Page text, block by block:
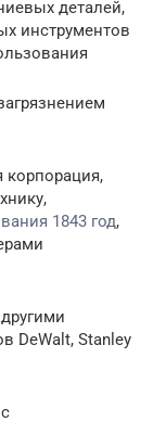
деталей,
инструментов
корпорация,
1843 год,
DeWalt, Stanley